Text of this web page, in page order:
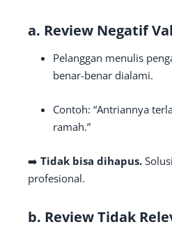
a. Review Negatif
Pelanggan menulis
benar-benar dialami.
Contoh: “Antriannya
ramah.”
➡️ Tidak bisa dihapus.
profesional.
b. Review Tidak